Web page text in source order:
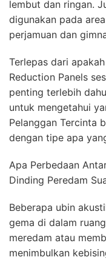
lembut dan ringan.
digunakan pada
perjamuan dan
Terlepas dari
Reduction Panels
penting terlebih
untuk mengetahui
Pelanggan Tercinta
dengan tipe apa
Apa Perbedaan
Dinding Peredam
Beberapa ubin
gema di dalam
meredam atau
menimbulkan